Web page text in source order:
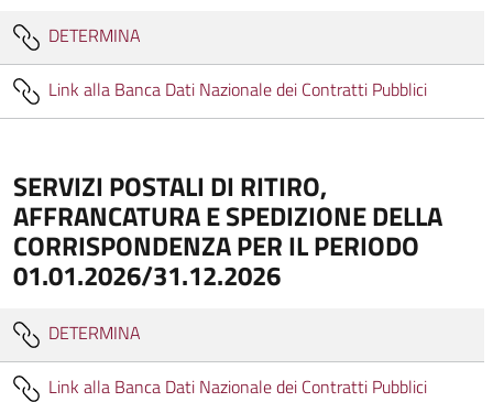
DETERMINA
Link alla Banca Dati Nazionale dei Contratti Pubblici
SERVIZI POSTALI DI RITIRO,
AFFRANCATURA E SPEDIZIONE DELLA
CORRISPONDENZA PER IL PERIODO
01.01.2026/31.12.2026
DETERMINA
Link alla Banca Dati Nazionale dei Contratti Pubblici